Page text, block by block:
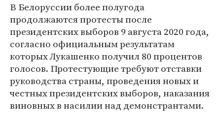
В Белоруссии более полугода
продолжаются протесты после
президентских выборов 9 августа 2020 года,
согласно официальным результатам
которых Лукашенко получил 80 процентов
голосов. Протестующие требуют отставки
руководства страны, проведения новых и
честных президентских выборов, наказания
виновных в насилии над демонстрантами.